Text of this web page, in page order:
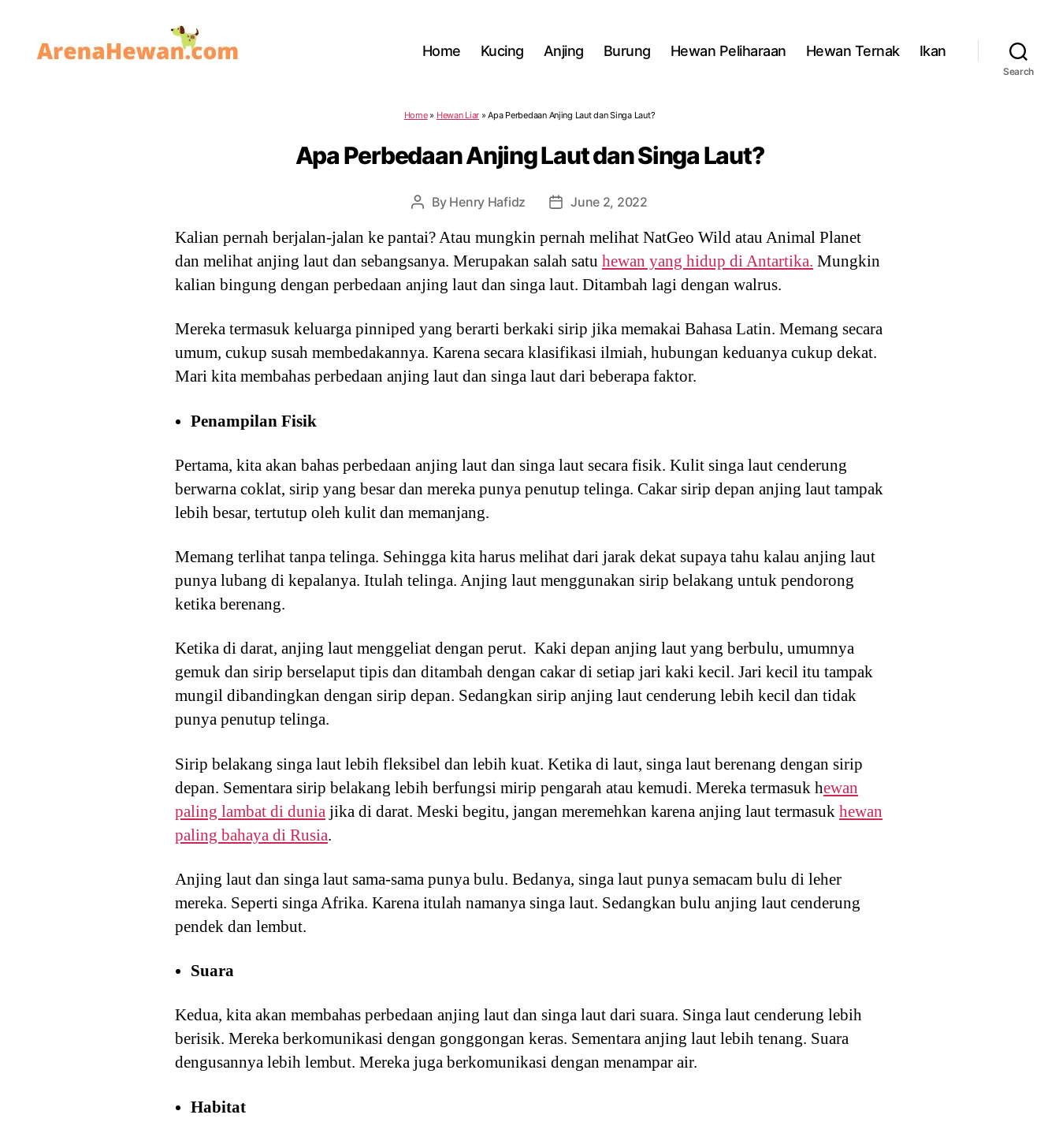
Home Kucing Anjing Burung Hewan Peliharaan Hewan Ternak Ikan
Search
Home» Hewan Liar »Apa Perbedaan Anjing Laut dan Singa Laut?
Apa Perbedaan Anjing Laut dan Singa Laut?
Post
By Henry Hafidz
PostJune 2, 2022
Kalian pernah berjalan-jalan ke pantai? Atau mungkin pernah melihat NatGeo Wild atau Animal Planet
dan melihat anjing laut dan sebangsanya. Merupakan salah satu hewan yang hidup di Antartika. Mungkin
kalian bingung dengan perbedaan anjing laut dan singa laut. Ditambah lagi dengan walrus.
Mereka termasuk keluarga pinniped yang berarti berkaki sirip jika memakai Bahasa Latin. Memang secara
umum, cukup susah membedakannya. Karena secara klasifikasi ilmiah, hubungan keduanya cukup dekat.
Mari kita membahas perbedaan anjing laut dan singa laut dari beberapa faktor.
Penampilan Fisik
Pertama, kita akan bahas perbedaan anjing laut dan singa laut secara fisik. Kulit singa laut cenderung
berwarna coklat, sirip yang besar dan mereka punya penutup telinga. Cakar sirip depan anjing laut tampak
lebih besar, tertutup oleh kulit dan memanjang.
Memang terlihat tanpa telinga. Sehingga kita harus melihat dari jarak dekat supaya tahu kalau anjing laut
punya lubang di kepalanya. Itulah telinga. Anjing laut menggunakan sirip belakang untuk pendorong
ketika berenang.
Ketika di darat, anjing laut menggeliat dengan perut. Kaki depan anjing laut yang berbulu, umumnya
gemuk dan sirip berselaput tipis dan ditambah dengan cakar di setiap jari kaki kecil. Jari kecil itu tampak
mungil dibandingkan dengan sirip depan. Sedangkan sirip anjing laut cenderung lebih kecil dan tidak
punya penutup telinga.
Sirip belakang singa laut lebih fleksibel dan lebih kuat. Ketika di laut, singa laut berenang dengan sirip
depan. Sementara sirip belakang lebih berfungsi mirip pengarah atau kemudi. Mereka termasuk hewan
paling lambat di dunia jika di darat. Meski begitu, jangan meremehkan karena anjing laut termasuk hewan
paling bahaya di Rusia.
Anjing laut dan singa laut sama-sama punya bulu. Bedanya, singa laut punya semacam bulu di leher
mereka. Seperti singa Afrika. Karena itulah namanya singa laut. Sedangkan bulu anjing laut cenderung
pendek dan lembut.
Suara
Kedua, kita akan membahas perbedaan anjing laut dan singa laut dari suara. Singa laut cenderung lebih
berisik. Mereka berkomunikasi dengan gonggongan keras. Sementara anjing laut lebih tenang. Suara
dengusannya lebih lembut. Mereka juga berkomunikasi dengan menampar air.
Habitat